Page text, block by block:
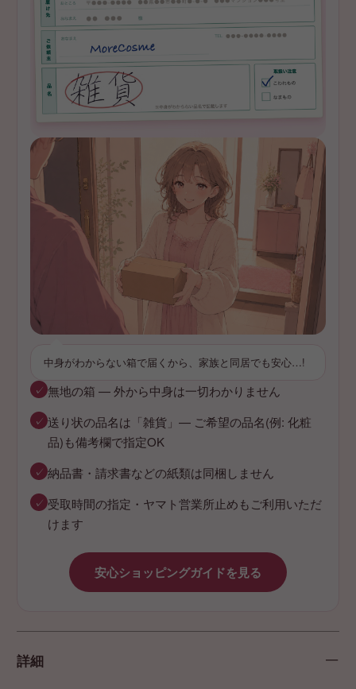
中身がわからない箱で届くから、家族と同居でも安心…!
✓ 無地の箱 — 外から中身は一切わかりません
✓ 送り状の品名は「雑貨」— ご希望の品名(例: 化粧
品)も備考欄で指定OK
✓ 納品書・請求書などの紙類は同梱しません
✓ 受取時間の指定・ヤマト営業所止めもご利用いただ
けます
安心ショッピングガイドを見る
詳細